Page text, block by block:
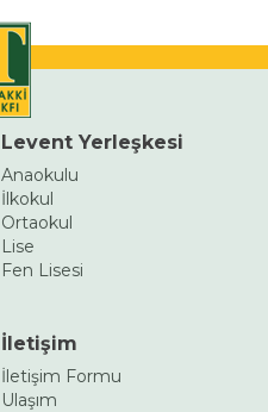
Levent Yerleşkesi
Anaokulu
İlkokul
Ortaokul
Lise
Fen Lisesi
İletişim
İletişim Formu
Ulaşım